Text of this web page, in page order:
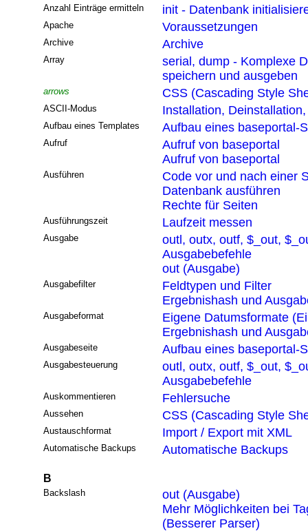
Anzahl Einträge ermitteln init - Datenbank
Apache Voraussetzungen
Archive Archive
Array
serial, dump - Komplexe
speichern und ausgeben
arrows CSS (Cascading Style
ASCII-Modus Installation,
Aufbau eines Templates Aufbau eines baseportal-
Aufruf
Aufruf von baseportal
Aufruf von baseportal
Ausführen
Code vor und nach einer
Datenbank ausführen
Rechte für Seiten
Ausführungszeit Laufzeit messen
Ausgabe
outl, outx, outf, $_out,
Ausgabebefehle
out (Ausgabe)
Ausgabefilter
Feldtypen und Filter
Ergebnishash und
Ausgabeformat
Eigene Datumsformate
Ergebnishash und
Ausgabeseite Aufbau eines baseportal-
Ausgabesteuerung
outl, outx, outf, $_out,
Ausgabebefehle
Auskommentieren Fehlersuche
Aussehen CSS (Cascading Style
Austauschformat Import / Export mit XML
Automatische Backups Automatische Backups
B
Backslash
out (Ausgabe)
Mehr Möglichkeiten bei
(Besserer Parser)